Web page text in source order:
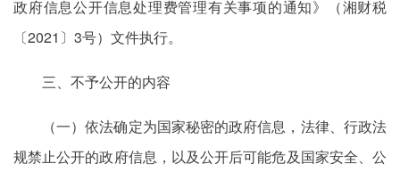
政府信息公开信息处理费管理有关事项的通知》（湘财税
〔2021〕3号）文件执行。
三、不予公开的内容
（一）依法确定为国家秘密的政府信息，法律、行政法
规禁止公开的政府信息，以及公开后可能危及国家安全、公